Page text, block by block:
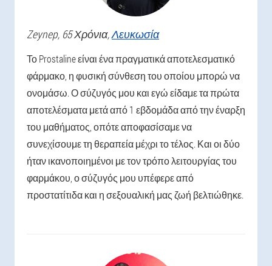
Zeynep, 65 Χρόνια,Λευκωσία
Το Prostaline είναι ένα πραγματικά αποτελεσματικό
φάρμακο, η φυσική σύνθεση του οποίου μπορώ να
ονομάσω. Ο σύζυγός μου και εγώ είδαμε τα πρώτα
αποτελέσματα μετά από 1 εβδομάδα από την έναρξη
του μαθήματος, οπότε αποφασίσαμε να
συνεχίσουμε τη θεραπεία μέχρι το τέλος. Και οι δύο
ήταν ικανοποιημένοι με τον τρόπο λειτουργίας του
φαρμάκου, ο σύζυγός μου υπέφερε από
προστατίτιδα και η σεξουαλική μας ζωή βελτιώθηκε.